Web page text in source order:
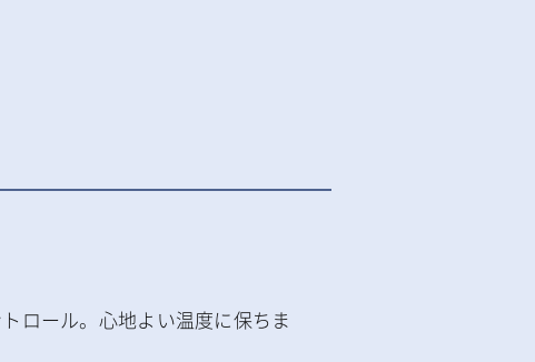
ロール。心地よい温度に保ちま